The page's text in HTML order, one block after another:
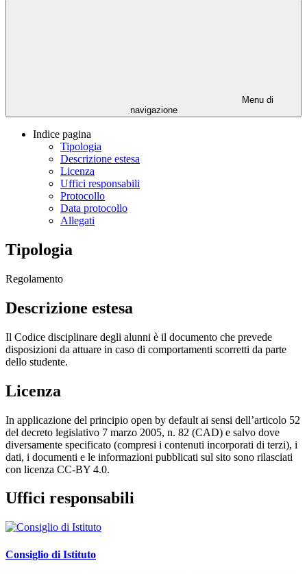
Menu di
navigazione
Indice pagina
Tipologia
Descrizione estesa
Licenza
Uffici responsabili
Protocollo
Data protocollo
Allegati
Tipologia
Regolamento
Descrizione estesa
Il Codice disciplinare degli alunni è il documento che prevede
disposizioni da attuare in caso di comportamenti scorretti da parte
dello studente.
Licenza
In applicazione del principio open by default ai sensi dell’articolo 52
del decreto legislativo 7 marzo 2005, n. 82 (CAD) e salvo dove
diversamente specificato (compresi i contenuti incorporati di terzi), i
dati, i documenti e le informazioni pubblicati sul sito sono rilasciati
con licenza CC-BY 4.0.
Uffici responsabili
Consiglio di Istituto